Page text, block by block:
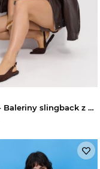
Sinsay - Baleriny slingback z ozdobną klamrą i skórzaną wkładką - brązowy